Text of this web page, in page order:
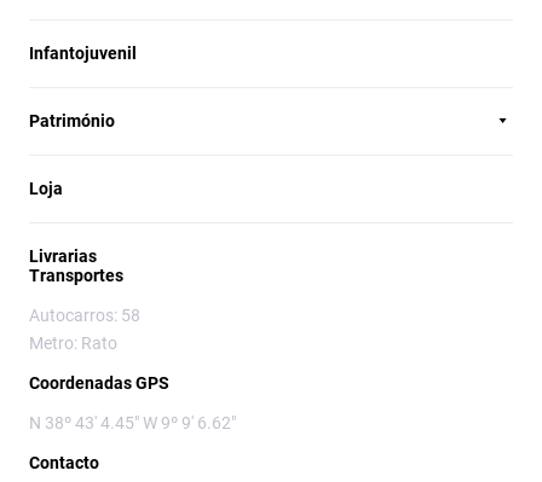
Infantojuvenil
Património
Loja
Livrarias
Transportes
Autocarros: 58
Metro: Rato
Coordenadas GPS
N 38º 43' 4.45" W 9º 9' 6.62"
Contacto